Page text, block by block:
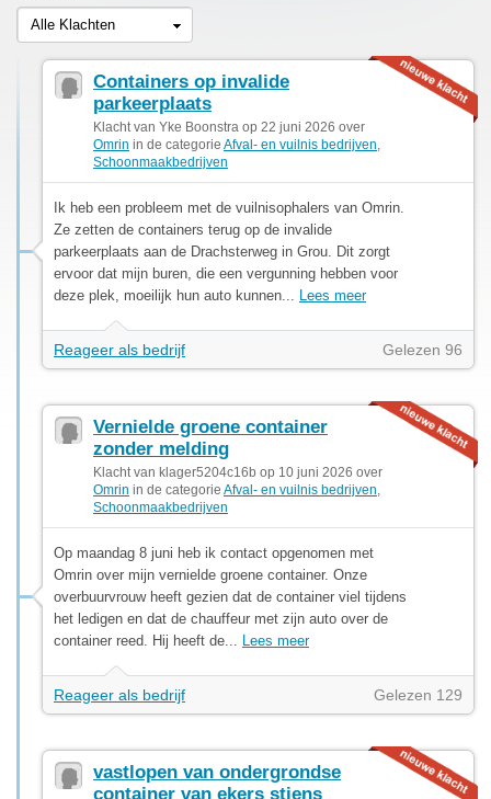
Alle Klachten
Containers op invalide
parkeerplaats
Klacht van Yke Boonstra op 22 juni 2026 over
Omrin in de categorie Afval- en vuilnis bedrijven
Schoonmaakbedrijven
Ik heb een probleem met de vuilnisophalers van Omrin.
Ze zetten de containers terug op de invalide
parkeerplaats aan de Drachsterweg in Grou. Dit zorgt
ervoor dat mijn buren, die een vergunning hebben voor
deze plek, moeilijk hun auto kunnen... Lees meer
Reageer als bedrijf Gelezen 96
Vernielde groene container
zonder melding
Klacht van klager5204c16b op 10 juni 2026 over
Omrin in de categorie Afval- en vuilnis bedrijven
Schoonmaakbedrijven
Op maandag 8 juni heb ik contact opgenomen met
Omrin over mijn vernielde groene container. Onze
overbuurvrouw heeft gezien dat de container viel tijdens
het ledigen en dat de chauffeur met zijn auto over de
container reed. Hij heeft de... Lees meer
Reageer als bedrijf Gelezen 129
vastlopen van ondergrondse
container van ekers stiens